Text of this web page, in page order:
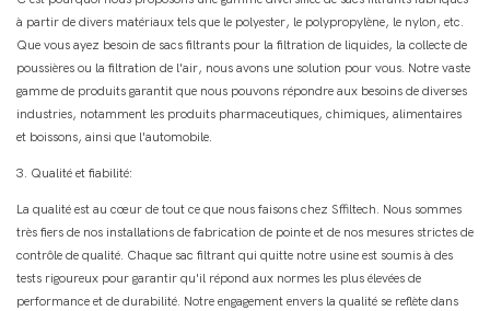
à partir de divers matériaux tels que le polyester, le polypropylène, le nylon, etc.
Que vous ayez besoin de sacs filtrants pour la filtration de liquides, la collecte de
poussières ou la filtration de l'air, nous avons une solution pour vous. Notre vaste
gamme de produits garantit que nous pouvons répondre aux besoins de diverses
industries, notamment les produits pharmaceutiques, chimiques, alimentaires
et boissons, ainsi que l'automobile.
3. Qualité et fiabilité:
La qualité est au cœur de tout ce que nous faisons chez Sffiltech. Nous sommes
très fiers de nos installations de fabrication de pointe et de nos mesures strictes de
contrôle de qualité. Chaque sac filtrant qui quitte notre usine est soumis à des
tests rigoureux pour garantir qu'il répond aux normes les plus élevées de
performance et de durabilité. Notre engagement envers la qualité se reflète dans